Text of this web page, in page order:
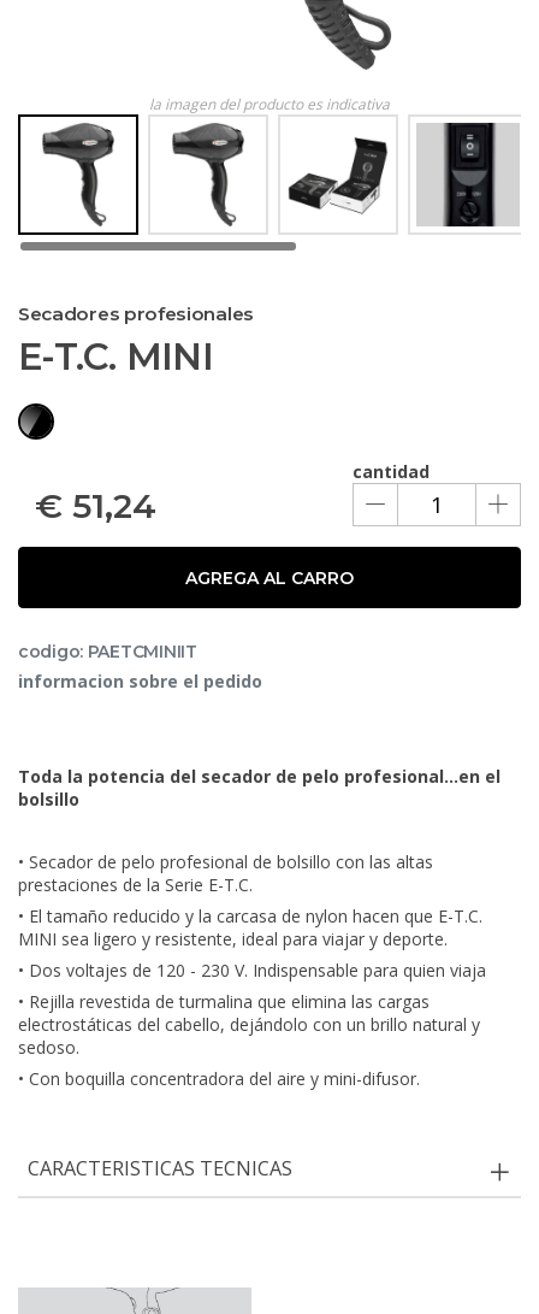
la imagen del producto es indicativa
Secadores profesionales
E-T.C. MINI
cantidad
€ 51,24
AGREGA AL CARRO
codigo: PAETCMINIIT
informacion sobre el pedido
Toda la potencia del secador de pelo profesional…en el
bolsillo
• Secador de pelo profesional de bolsillo con las altas
prestaciones de la Serie E-T.C.
• El tamaño reducido y la carcasa de nylon hacen que E-T.C.
MINI sea ligero y resistente, ideal para viajar y deporte.
• Dos voltajes de 120 - 230 V. Indispensable para quien viaja
• Rejilla revestida de turmalina que elimina las cargas
electrostáticas del cabello, dejándolo con un brillo natural y
sedoso.
• Con boquilla concentradora del aire y mini-difusor.
CARACTERISTICAS TECNICAS